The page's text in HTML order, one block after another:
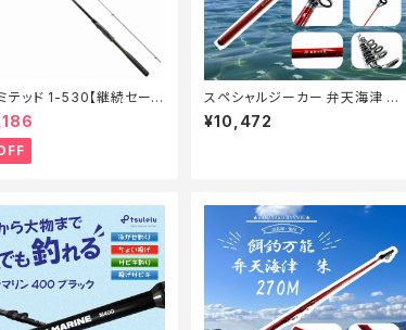
テッド 1-530【継続セール
10】
スペシャルジーカー 弁天海津 朱
300M【Tオリ】
¥10,472